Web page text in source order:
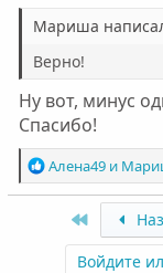
Мариша
Верно!
Ну вот, минус
Спасибо!
Р
е
Алена49и
First
Войдите